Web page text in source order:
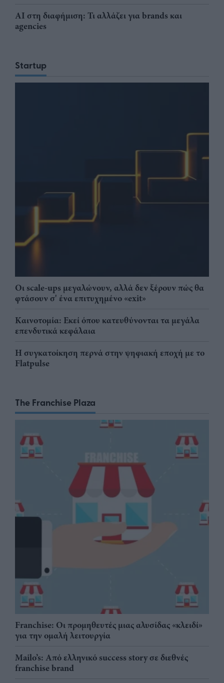
AI στη διαφήμιση: Τι αλλάζει για brands και
agencies
Startup
Οι scale-ups μεγαλώνουν, αλλά δεν ξέρουν πώς θα
φτάσουν σ' ένα επιτυχημένο «exit»
Καινοτομία: Εκεί όπου κατευθύνονται τα μεγάλα
επενδυτικά κεφάλαια
Η συγκατοίκηση περνά στην ψηφιακή εποχή με το
Flatpulse
The Franchise Plaza
Franchise: Οι προμηθευτές μιας αλυσίδας «κλειδί»
για την ομαλή λειτουργία
Mailo’s: Από ελληνικό success story σε διεθνές
franchise brand